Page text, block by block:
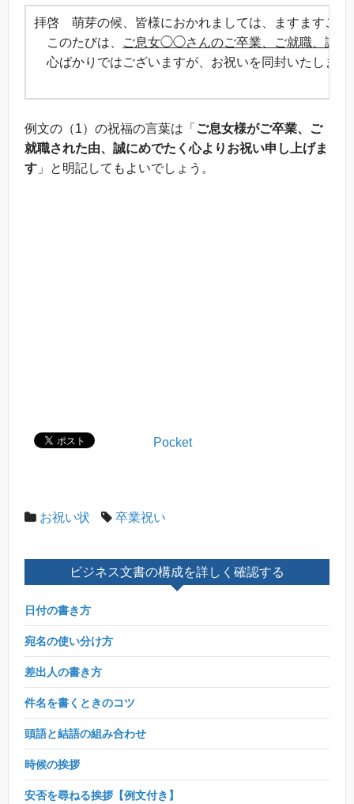
拝啓 萌芽の候、皆様におかれましては、ますますご健
このたびは、
ご息女◯◯さんのご卒業、ご就職、誠に
心ばかりではございますが、お祝いを同封いたしま
例文の（1）の祝福の言葉は「 ご息女様がご卒業、ご
就職された由、誠にめでたく心よりお祝い申し上げま
す 」と明記してもよいでしょう。
Pocket
お祝い状 卒業祝い
ビジネス文書の構成を詳しく確認する
日付の書き方
宛名の使い分け方
差出人の書き方
件名を書くときのコツ
頭語と結語の組み合わせ
時候の挨拶
安否を尋ねる挨拶【例文付き】